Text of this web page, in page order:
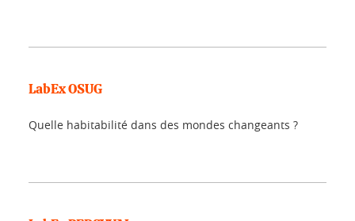
LabEx OSUG
Quelle habitabilité dans des mondes changeants ?